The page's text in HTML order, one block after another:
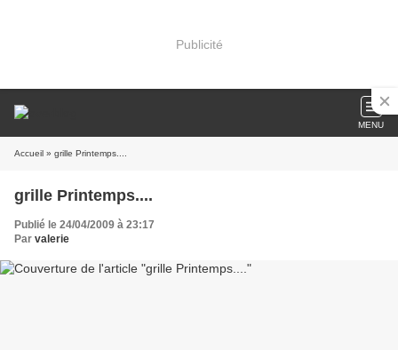
Publicité
MENU
Accueil » grille Printemps....
grille Printemps....
Publié le 24/04/2009 à 23:17
Par valerie